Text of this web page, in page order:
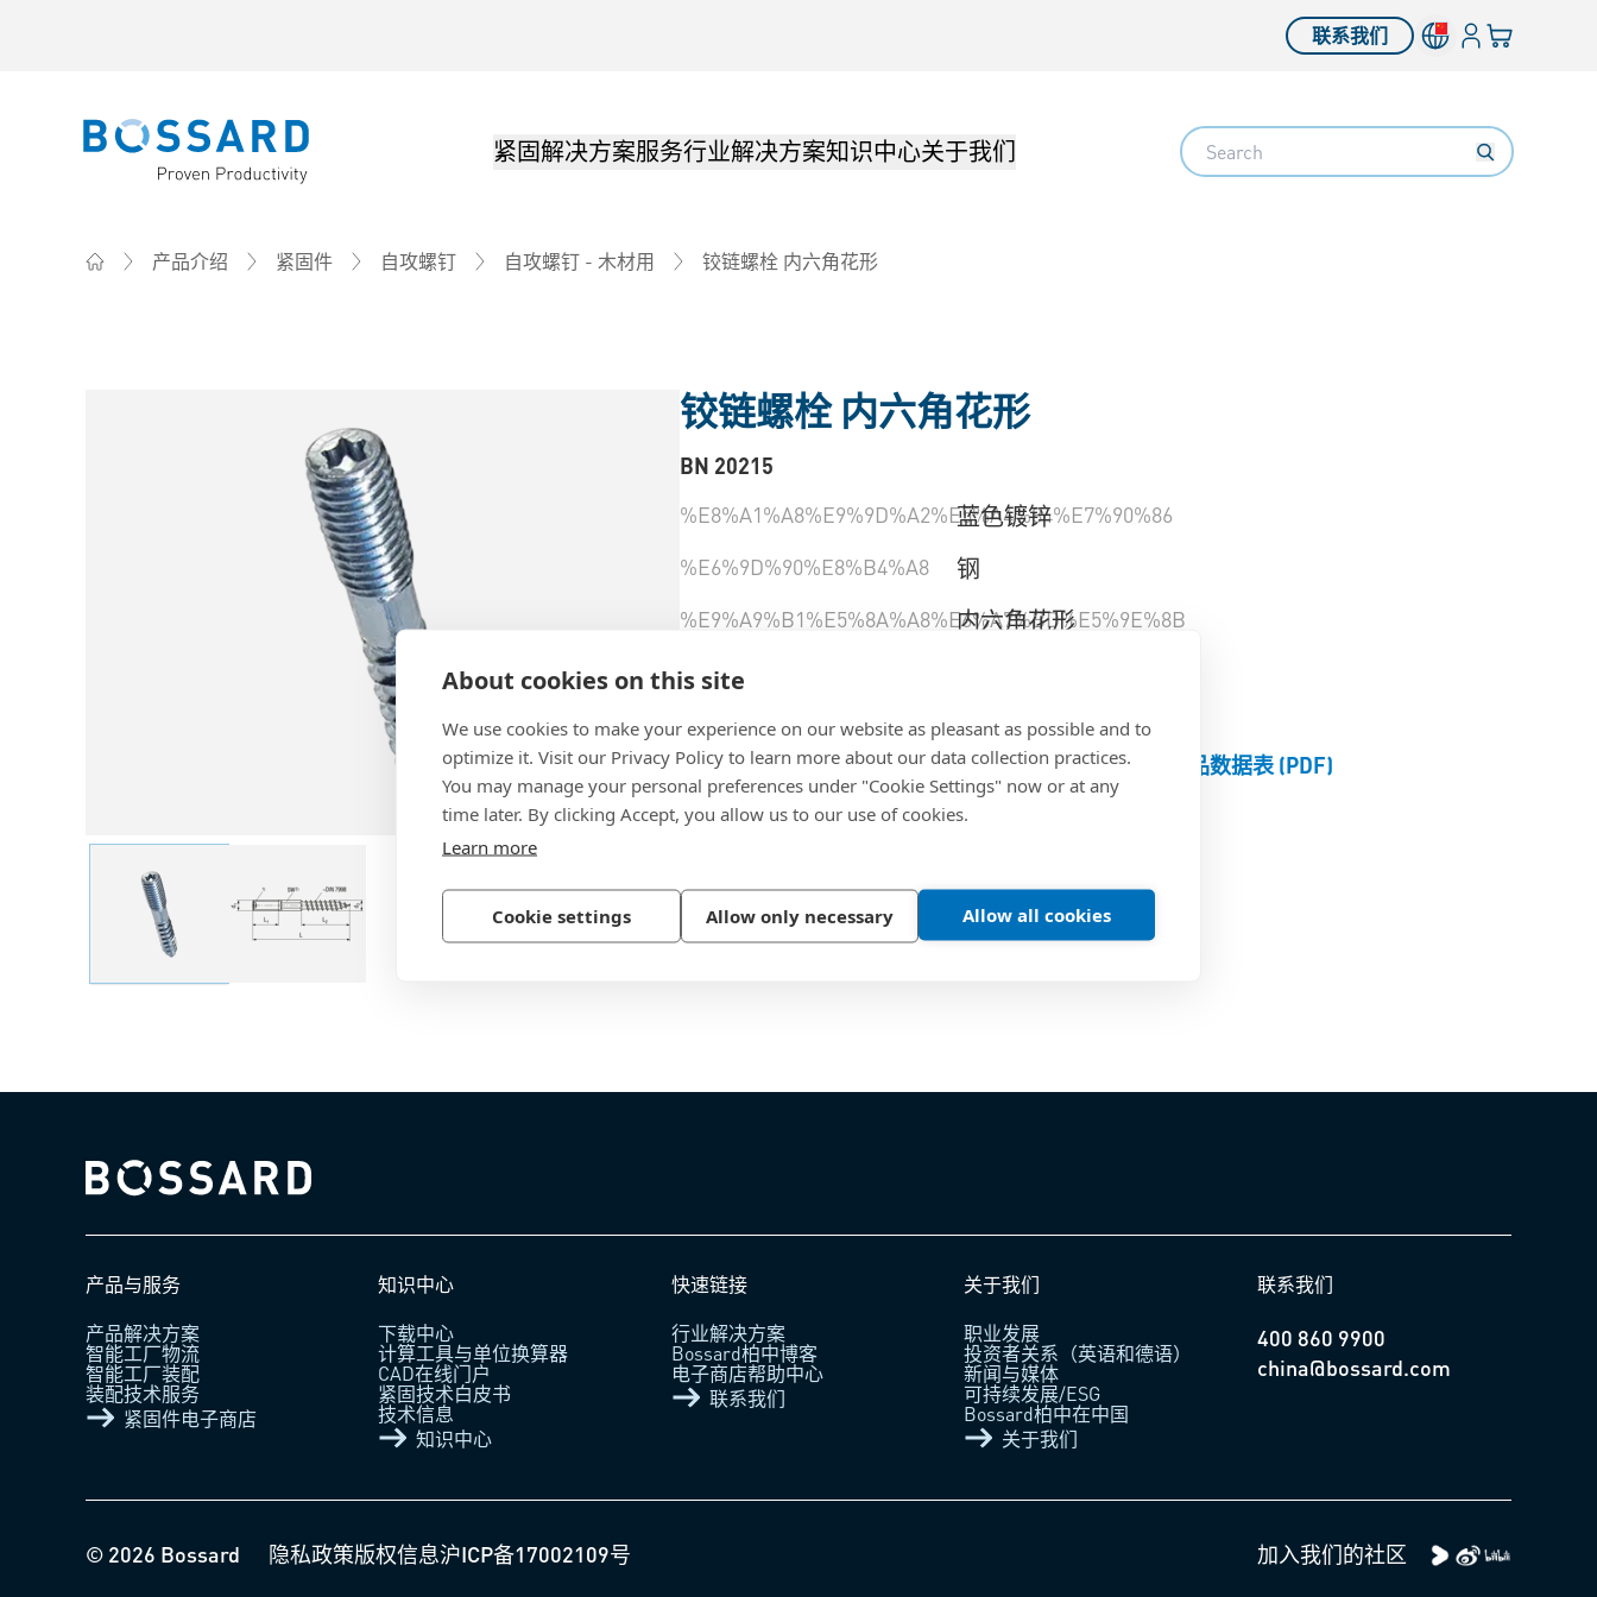
About cookies on this site
We use cookies to make your experience on our website as pleasant as possible and to
optimize it. Visit our Privacy Policy to learn more about our data collection practices.
You may manage your personal preferences under "Cookie Settings" now or at any
time later. By clicking Accept, you allow us to our use of cookies.
Learn more
Cookie settings Allow only necessary Allow all cookies
联系我们 登入您的购物车
Bossard homepage 紧固解决方案服务行业解决方案知识中心关于我们 Search
产品介绍 紧固件 自攻螺钉 自攻螺钉 - 木材用 铰链螺栓 内六角花形
铰链螺栓 内六角花形
BN 20215
%E8%A1%A8%E9%9D%A2%E5%A4%84%E7%90%86
蓝色镀锌
%E6%9D%90%E8%B4%A8 钢
%E9%A9%B1%E5%8A%A8%E6%A7%BD%E5%9E%8B
内六角花形
%E8%9E%BA%E7%BA%B9
選擇產品規格 产品数据表 (PDF)
Bossard homepage
产品与服务
产品解决方案
智能工厂物流
智能工厂装配
装配技术服务
紧固件电子商店
知识中心
下载中心
计算工具与单位换算器
CAD在线门户
紧固技术白皮书
技术信息
知识中心
快速链接
行业解决方案
Bossard柏中博客
电子商店帮助中心
联系我们
关于我们
职业发展
投资者关系（英语和德语）
新闻与媒体
可持续发展/ESG
Bossard柏中在中国
关于我们
联系我们
400 860 9900
china@bossard.com
隐私政策版权信息沪ICP备17002109号
© 2026 Bossard 加入我们的社区